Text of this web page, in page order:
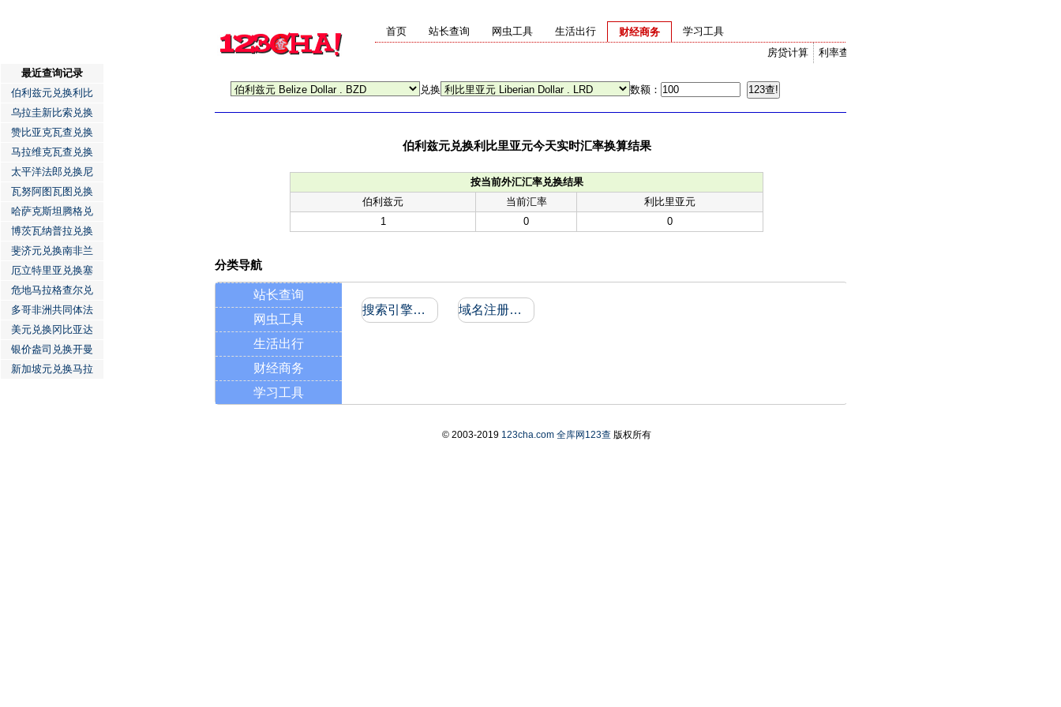
首页 站长查询 网虫工具 生活出行
财经商务
利率查询
房贷计算
学习工具
兑换 数额：
伯利兹元兑换利比里亚元今天实时汇率换算结果
按当前外汇汇率兑换结果
伯利兹元
当前汇率
利比里亚元
1
0 0
最近查询记录
伯利兹元兑换利比
乌拉圭新比索兑换
赞比亚克瓦查兑换
马拉维克瓦查兑换
太平洋法郎兑换尼
瓦努阿图瓦图兑换
哈萨克斯坦腾格兑
博茨瓦纳普拉兑换
斐济元兑换南非兰
厄立特里亚兑换塞
危地马拉格查尔兑
多哥非洲共同体法
美元兑换冈比亚达
银价盎司兑换开曼
新加坡元兑换马拉
分类导航
站长查询
网虫工具
生活出行
财经商务
学习工具
搜索引擎收录和反向链接 域名注册信息
© 2003-2019 123cha.com 全库网123查版权所有